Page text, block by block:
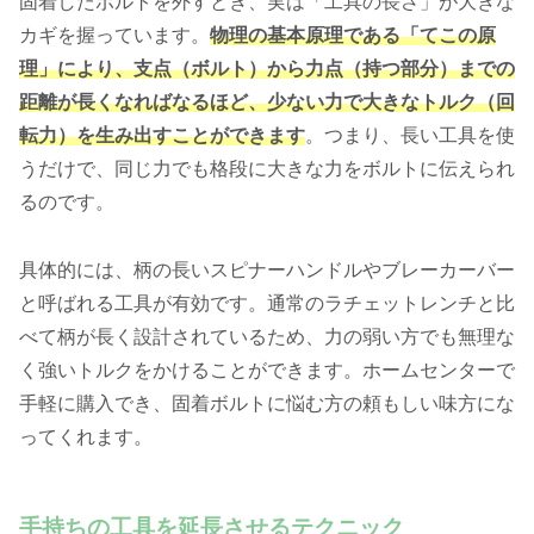
カギを握っています。 物理の基本原理である「てこの原
理」により、支点（ボルト）から力点（持つ部分）までの
距離が長くなればなるほど、少ない力で大きなトルク（回
転力）を生み出すことができます。つまり、長い工具を使
うだけで、同じ力でも格段に大きな力をボルトに伝えられ
るのです。
具体的には、柄の長いスピナーハンドルやブレーカーバー
と呼ばれる工具が有効です。通常のラチェットレンチと比
べて柄が長く設計されているため、力の弱い方でも無理な
く強いトルクをかけることができます。ホームセンターで
手軽に購入でき、固着ボルトに悩む方の頼もしい味方にな
ってくれます。
手持ちの工具を延長させるテクニック